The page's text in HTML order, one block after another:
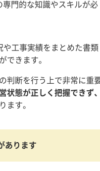
専門的な知識やスキルが必
や工事実績をまとめた書類
ができます。
判断を行う上で非常に重
状態が正しく把握できず
ます。
あります